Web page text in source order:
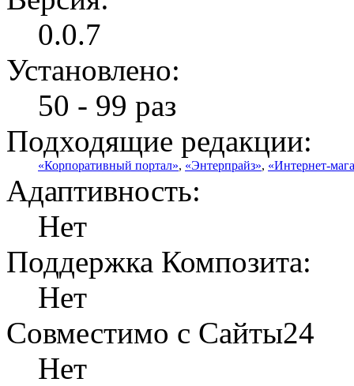
0.0.7
Установлено:
50 - 99 раз
Подходящие редакции:
«Корпоративный портал», «Энтерпрайз», «Интернет-
Адаптивность:
Нет
Поддержка Композита:
Нет
Совместимо с Сайты24
Нет